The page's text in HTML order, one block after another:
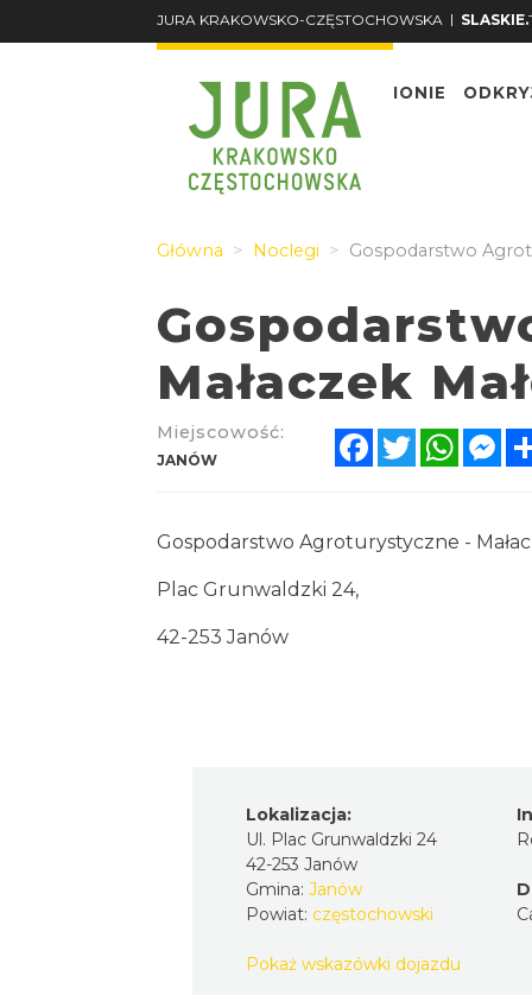
JURA KRAKOWSKO-CZĘSTOCHOWSKA | SLASKIE.
O REGIONIE
Główna Noclegi Gospodarstwo
Małaczek
Miejscowość:
JANÓW
FacebookTwitter
Gospodarstwo Agroturystyczne -
Plac Grunwaldzki 24,
42-253 Janów
Lokalizacja:
Ul. Plac Grunwaldzki 24
42-253 Janów
Gmina: Janów
Powiat: częstochowski
Pokaż wskazówki dojazdu